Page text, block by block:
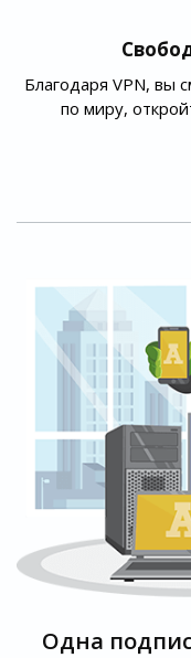
Благодаря VPN, вы
по миру,
Одна